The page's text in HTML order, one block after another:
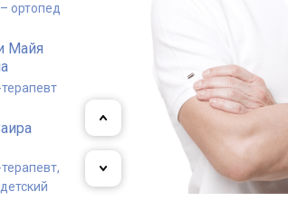
ортопед
Майя